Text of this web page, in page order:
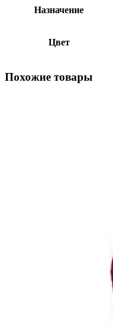
Назначение
Цвет
Похожие товары